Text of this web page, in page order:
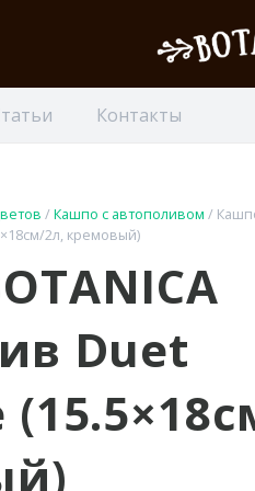
Контакты
/Кашпо с автополивом /
2л, кремовый)
Duet